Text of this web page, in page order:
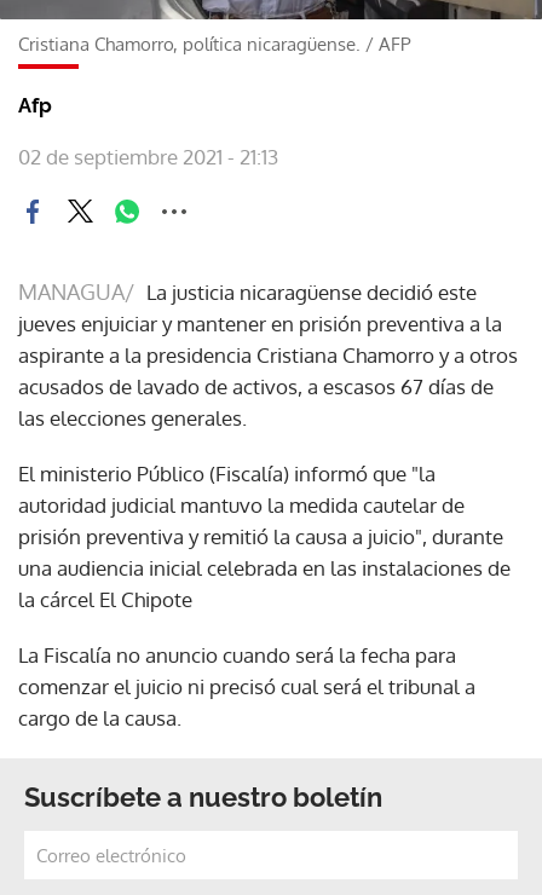
Cristiana Chamorro, política nicaragüense. / AFP
Afp
02 de septiembre 2021 - 21:13
MANAGUA/ La justicia nicaragüense decidió este
jueves enjuiciar y mantener en prisión preventiva a la
aspirante a la presidencia Cristiana Chamorro y a otros
acusados de lavado de activos, a escasos 67 días de
las elecciones generales.
El ministerio Público (Fiscalía) informó que "la
autoridad judicial mantuvo la medida cautelar de
prisión preventiva y remitió la causa a juicio", durante
una audiencia inicial celebrada en las instalaciones de
la cárcel El Chipote
La Fiscalía no anuncio cuando será la fecha para
comenzar el juicio ni precisó cual será el tribunal a
cargo de la causa.
Suscríbete a nuestro boletín